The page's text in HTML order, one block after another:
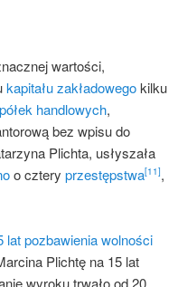
wartości,
kapitału zakładowegokilku
handlowych,
bez wpisu do
Plichta, usłyszała
o cztery przestępstwa[11],
lat pozbawienia wolności
Plichtę na 15 lat
wyroku trwało od 20